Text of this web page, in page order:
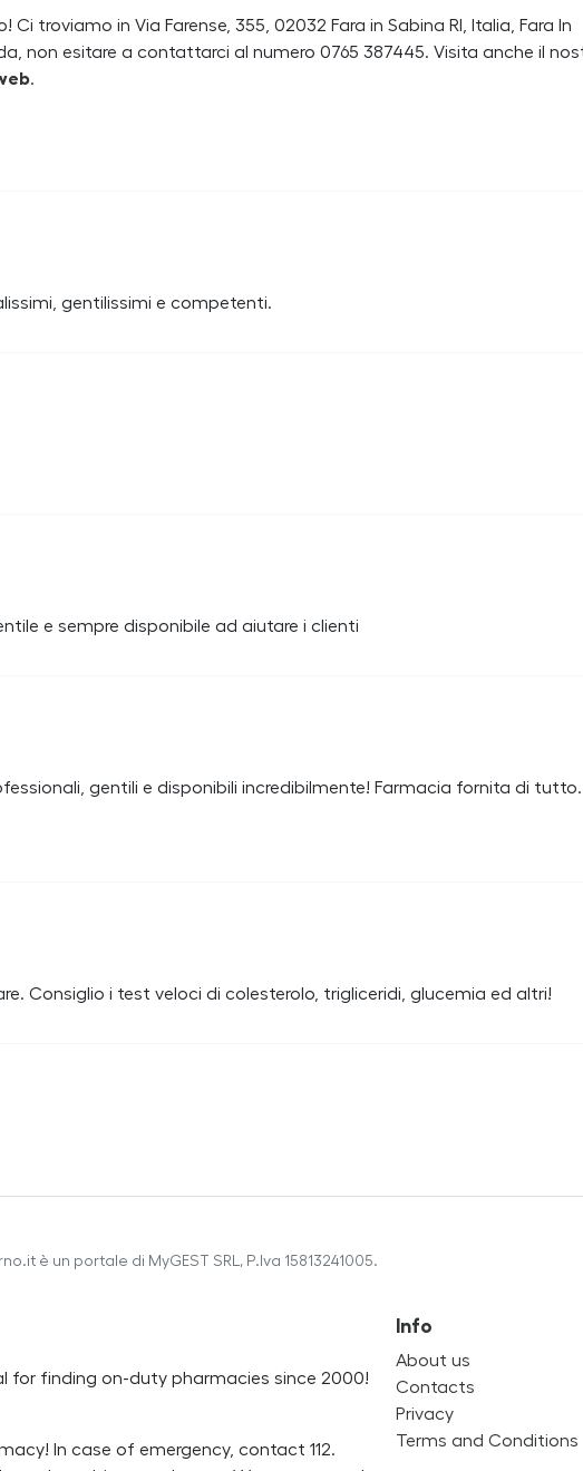
troviamo in Via Farense, 355, 02032 Fara in Sabina RI, Italia, Fara In
non esitare a contattarci al numero 0765 387445. Visita anche il
.
gentilissimi e competenti.
e sempre disponibile ad aiutare i clienti
gentili e disponibili incredibilmente! Farmacia fornita di tutto.
Consiglio i test veloci di colesterolo, trigliceridi, glucemia ed altri!
è un portale di MyGEST SRL, P.Iva 15813241005.
for finding on-duty pharmacies since 2000!
In case of emergency, contact 112.
Info
About us
Contacts
Privacy
Terms and Conditions